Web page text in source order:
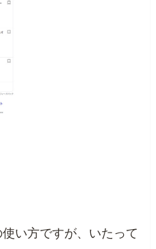
使い方ですが、いたって